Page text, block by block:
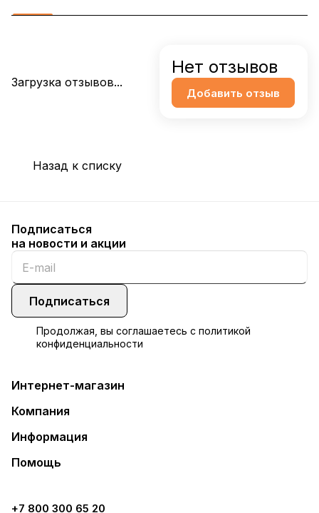
Загрузка отзывов...
Нет отзывов
Добавить отзыв
Назад к списку
Подписаться
на новости и акции
Подписаться
Продолжая, вы соглашаетесь с политикой
конфиденциальности
Интернет-магазин
Компания
Информация
Помощь
+7 800 300 65 20